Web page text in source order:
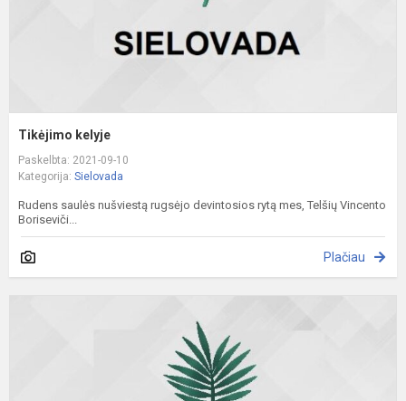
Tikėjimo kelyje
Paskelbta: 2021-09-10
Kategorija: Sielovada
Rudens saulės nušviestą rugsėjo devintosios rytą mes, Telšių Vincento
Boriseviči...
Plačiau